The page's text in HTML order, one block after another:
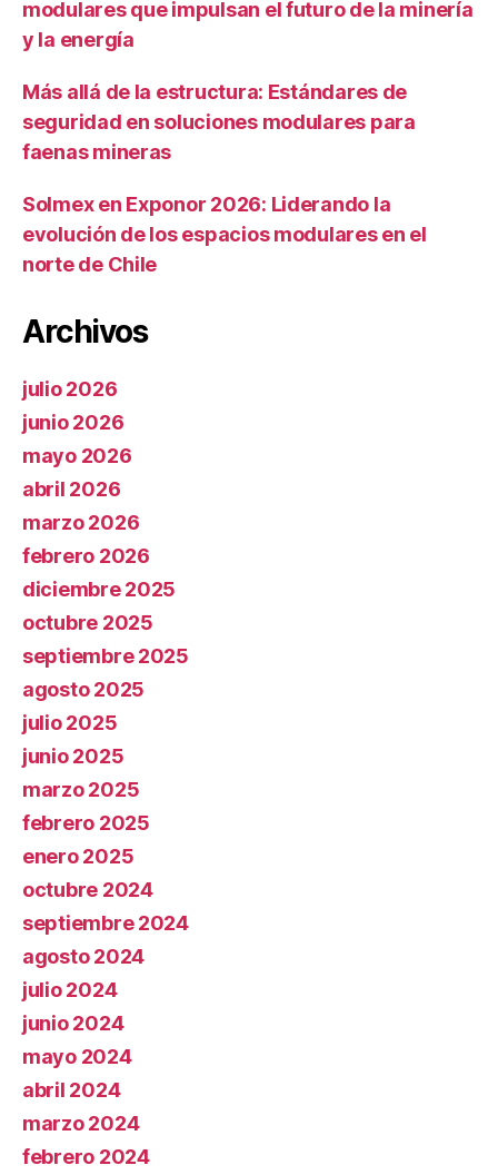
modulares que impulsan el futuro de la minería
y la energía
Más allá de la estructura: Estándares de
seguridad en soluciones modulares para
faenas mineras
Solmex en Exponor 2026: Liderando la
evolución de los espacios modulares en el
norte de Chile
Archivos
julio 2026
junio 2026
mayo 2026
abril 2026
marzo 2026
febrero 2026
diciembre 2025
octubre 2025
septiembre 2025
agosto 2025
julio 2025
junio 2025
marzo 2025
febrero 2025
enero 2025
octubre 2024
septiembre 2024
agosto 2024
julio 2024
junio 2024
mayo 2024
abril 2024
marzo 2024
febrero 2024